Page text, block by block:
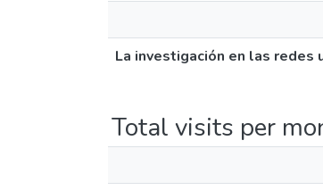
La investigación en las redes
Total visits per